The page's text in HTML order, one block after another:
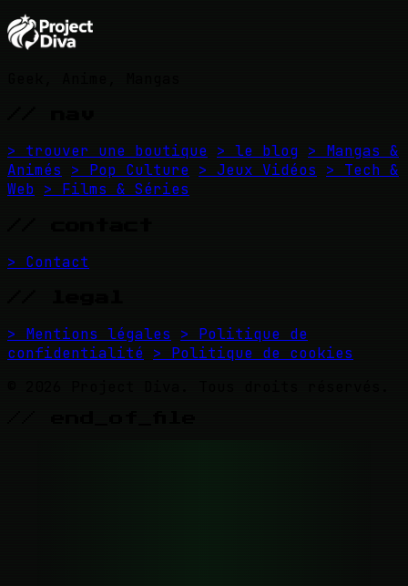
> trouver une boutique > le blog > Mangas &
Animés
> Pop Culture > Jeux Vidéos
> Tech &
Web > Films & Séries
> Contact
> Mentions légales
> Politique de
confidentialité > Politique de cookies